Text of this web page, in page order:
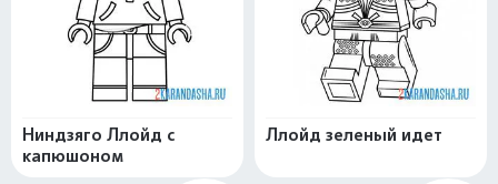
Ниндзяго Ллойд с
капюшоном
Ллойд зеленый идет